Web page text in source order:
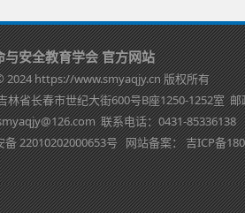
与安全教育学会 官方网站
https://www.smyaqjy.cn 版权所有
林省长春市世纪大街600号B座1250-1252室
联系电话：0431-85336138
备 22010202000653号网站备案：吉ICP备